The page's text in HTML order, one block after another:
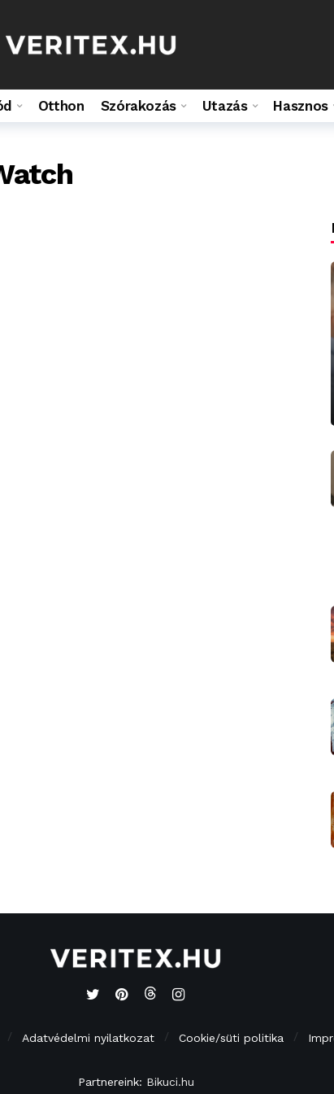
Otthon Szórakozás Utazás Hasznos
Adatvédelmi nyilatkozat Cookie/süti politika
Partnereink: Bikuci.hu